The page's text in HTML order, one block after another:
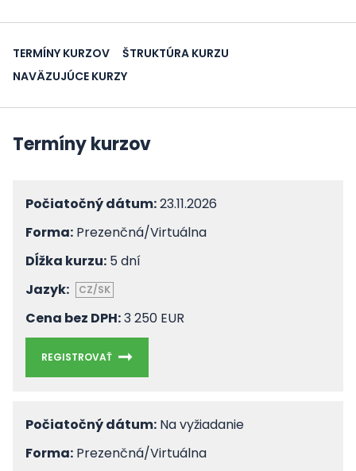
TERMÍNY KURZOV
ŠTRUKTÚRA KURZU
NAVÄZUJÚCE KURZY
Termíny kurzov
Počiatočný dátum:23.11.2026
Forma: Prezenčná/Virtuálna
Dĺžka kurzu: 5 dní
Jazyk:
CZ/SK
Cena bez DPH:3 250 EUR
REGISTROVAŤ
Počiatočný dátum: Na vyžiadanie
Forma: Prezenčná/Virtuálna